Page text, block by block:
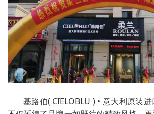
基路伯( CIELOBLU ) • 意大利原装进